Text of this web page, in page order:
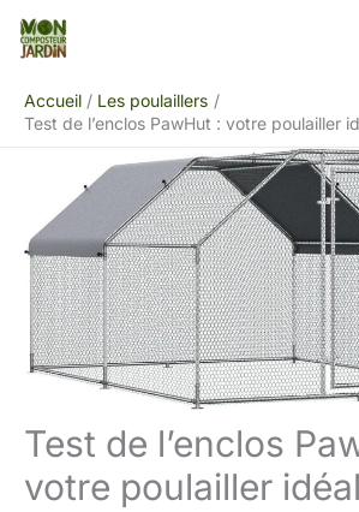
Aller
Accueil
Les poulaillers
Test de l’enclos PawHut : votre poulailler
Test de l’enclos
votre poulailler idéal
Rechercher